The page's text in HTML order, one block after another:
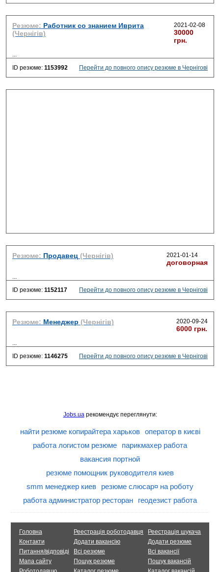
Резюме: Работник cо знанием Иврита
(Чернігів)
2021-02-08
30000
грн.
...
ID резюме: 1153992 Перейти до повного опису резюме в Чернігові
Резюме: Продавец (Чернігів) 2021-01-14
договорная
...
ID резюме: 1152117 Перейти до повного опису резюме в Чернігові
Резюме: Менеджер (Чернігів) 2020-09-24
6000 грн.
...
ID резюме: 1146275 Перейти до повного опису резюме в Чернігові
Jobs.uaрекомендує переглянути:
найти резюме копирайтера харьков
оператор в києві
работа логистом резюме
парикмахер работа
вакансия портной
резюме помощник руководителя киев
smm менеджер киев
резюме слюсар¤ на роботу
работа администратор ресторан
геодезист работа
Головна
Контакти
Питання/відповіді
Мапа сайту
Реестрація роботодавця
Додати вакансію
Всі резюме
Пошук резюме
Реестрація шукача
Додати резюме
Всі вакансії
Пошук вакансій